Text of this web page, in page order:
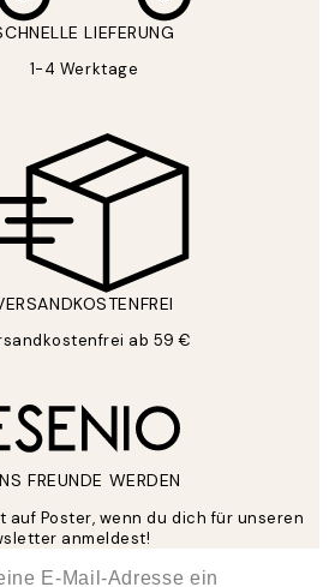
LIEFERUNG
1-4 Werktage
ab 59 €
FREUNDE WERDEN
auf Poster, wenn du dich für unseren
anmeldest!